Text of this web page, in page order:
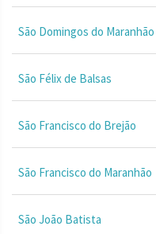
São Domingos do Maranhão
São Félix de Balsas
São Francisco do Brejão
São Francisco do Maranhão
São João Batista